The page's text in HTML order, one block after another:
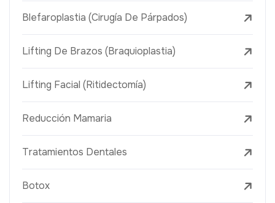
Blefaroplastia (Cirugía De Párpados)
Lifting De Brazos (Braquioplastia)
Lifting Facial (Ritidectomía)
Reducción Mamaria
Tratamientos Dentales
Botox